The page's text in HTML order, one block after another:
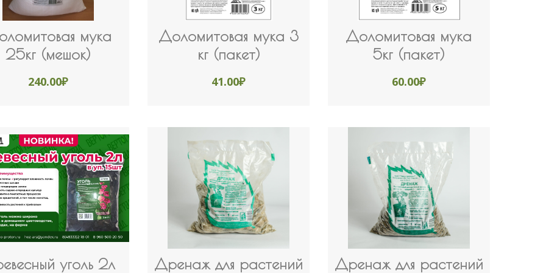
мука
25кг (мешок)
240.00₽
Доломитовая мука 3
кг (пакет)
41.00₽
Доломитовая мука
5кг (пакет)
60.00₽
уголь 2л
Дренаж для растений
Дренаж для растений